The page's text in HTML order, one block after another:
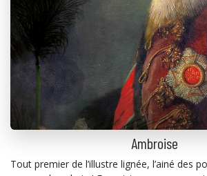
Ambroise
Tout premier de l’illustre lignée, l’ainé des